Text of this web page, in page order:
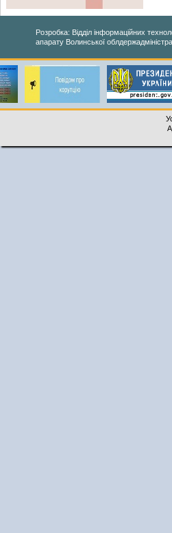
Розробка: Відділ інформаційних
апарату Волинської